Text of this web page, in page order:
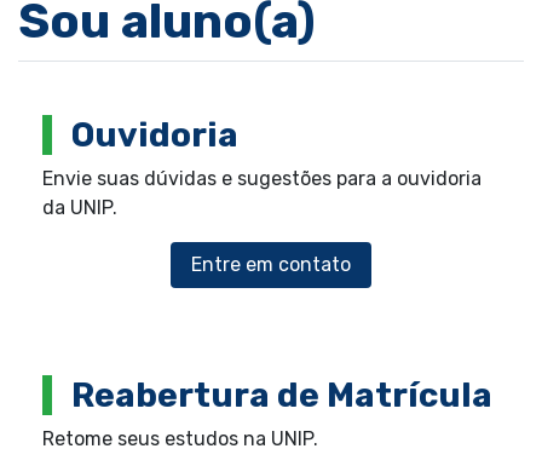
Sou aluno(a)
Ouvidoria
Envie suas dúvidas e sugestões para a ouvidoria
da UNIP.
Entre em contato
Reabertura de Matrícula
Retome seus estudos na UNIP.